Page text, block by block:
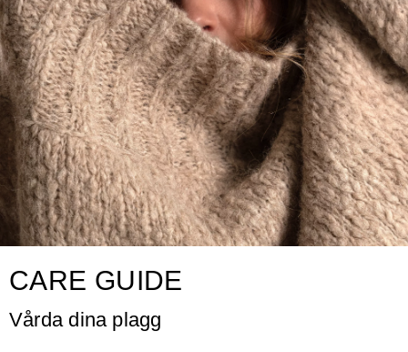
CARE GUIDE
Vårda dina plagg